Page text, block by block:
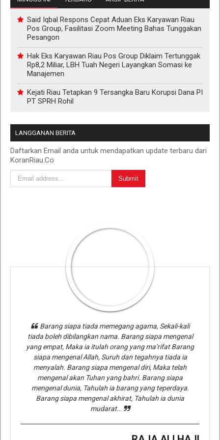
Said Iqbal Respons Cepat Aduan Eks Karyawan Riau
Pos Group, Fasilitasi Zoom Meeting Bahas Tunggakan
Pesangon
Hak Eks Karyawan Riau Pos Group Diklaim Tertunggak
Rp8,2 Miliar, LBH Tuah Negeri Layangkan Somasi ke
Manajemen
Kejati Riau Tetapkan 9 Tersangka Baru Korupsi Dana PI
PT SPRH Rohil
LANGGANAN BERITA
Daftarkan Email anda untuk mendapatkan update terbaru dari
KoranRiau.Co
Barang siapa tiada memegang agama, Sekali-kali
tiada boleh dibilangkan nama. Barang siapa mengenal
yang empat, Maka ia itulah orang yang ma’rifat Barang
siapa mengenal Allah, Suruh dan tegahnya tiada ia
menyalah. Barang siapa mengenal diri, Maka telah
mengenal akan Tuhan yang bahri. Barang siapa
mengenal dunia, Tahulah ia barang yang teperdaya.
Barang siapa mengenal akhirat, Tahulah ia dunia
mudarat..